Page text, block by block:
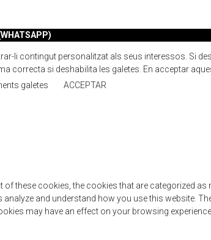
li contingut personalitzat als seus interessos. Si
si deshabilita les galetes. En acceptar
galetes ACCEPTAR
these cookies, the cookies that are categorized
and understand how you use this website.
may have an effect on your browsing experience.